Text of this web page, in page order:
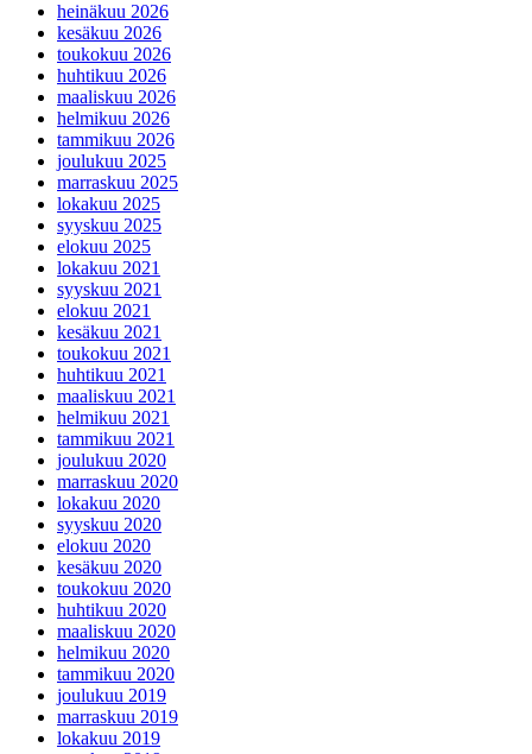
heinäkuu 2026
kesäkuu 2026
toukokuu 2026
huhtikuu 2026
maaliskuu 2026
helmikuu 2026
tammikuu 2026
joulukuu 2025
marraskuu 2025
lokakuu 2025
syyskuu 2025
elokuu 2025
lokakuu 2021
syyskuu 2021
elokuu 2021
kesäkuu 2021
toukokuu 2021
huhtikuu 2021
maaliskuu 2021
helmikuu 2021
tammikuu 2021
joulukuu 2020
marraskuu 2020
lokakuu 2020
syyskuu 2020
elokuu 2020
kesäkuu 2020
toukokuu 2020
huhtikuu 2020
maaliskuu 2020
helmikuu 2020
tammikuu 2020
joulukuu 2019
marraskuu 2019
lokakuu 2019